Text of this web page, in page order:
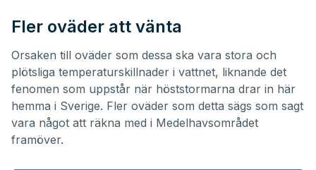
Fler oväder att vänta
Orsaken till oväder som dessa ska vara stora och
plötsliga temperaturskillnader i vattnet, liknande det
fenomen som uppstår när höststormarna drar in här
hemma i Sverige. Fler oväder som detta sägs som sagt
vara något att räkna med i Medelhavsområdet
framöver.